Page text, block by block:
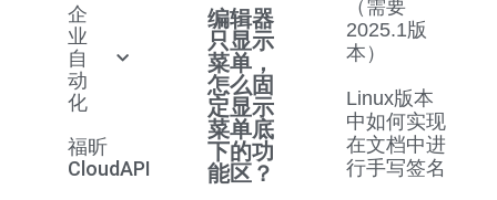
企
业
自
动
化
福昕
CloudAPI
编辑器
只显示
菜单，
怎么固
定显示
菜单底
下的功
能区？
（需要
2025.1版
本）
Linux版本
中如何实现
在文档中进
行手写签名